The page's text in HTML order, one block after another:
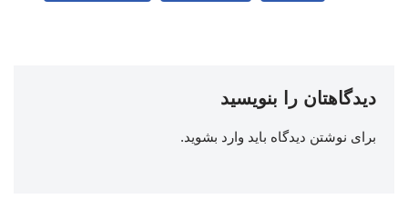
دیدگاهتان را بنویسید
برای نوشتن دیدگاه باید وارد بشوید.